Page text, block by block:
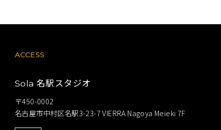
ACCESS
Sola 名駅スタジオ
〒450-0002
名古屋市中村区名駅3-23-7 VIERRA Nagoya Meieki 7F